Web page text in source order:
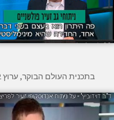
בתכנית העולם הבוקר, ערוץ 2